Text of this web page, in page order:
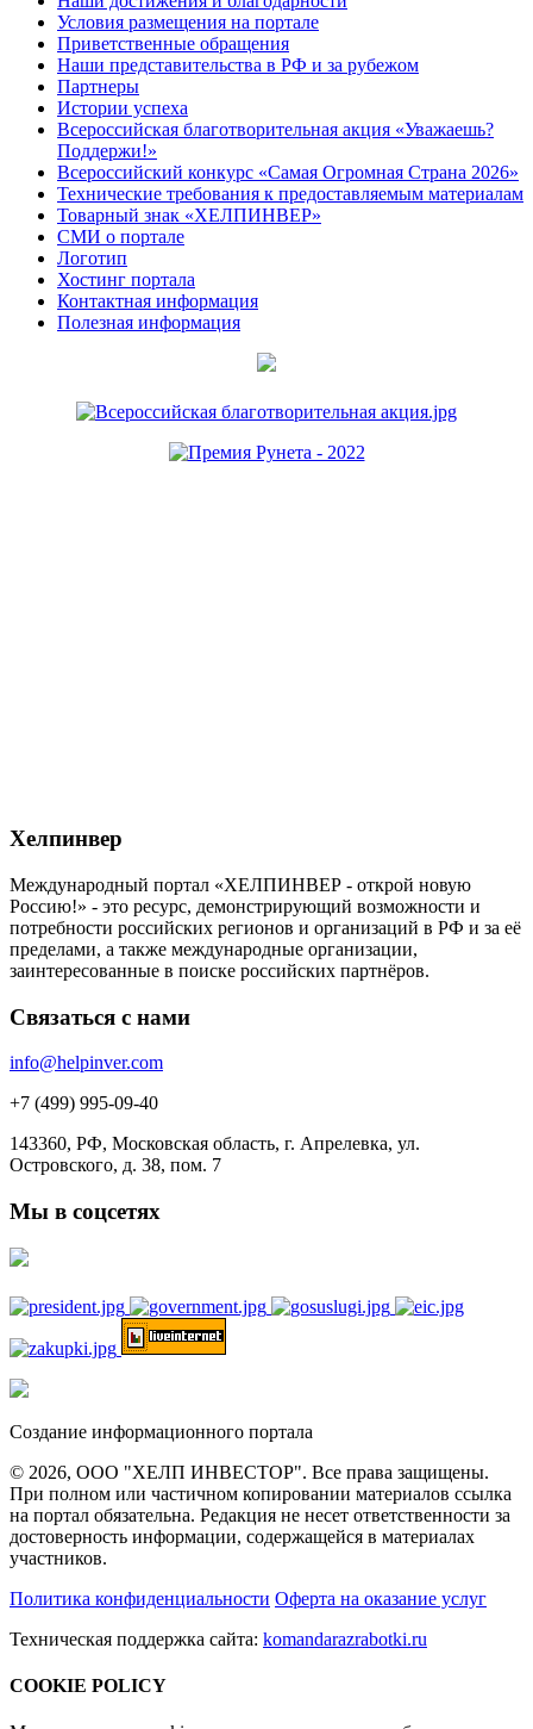
Условия размещения на портале
Приветственные обращения
Наши представительства в РФ и за рубежом
Партнеры
Истории успеха
Всероссийская благотворительная акция «Уважаешь?
Поддержи!»
Всероссийский конкурс «Самая Огромная Страна 2026»
Технические требования к предоставляемым материалам
Товарный знак «ХЕЛПИНВЕР»
СМИ о портале
Логотип
Хостинг портала
Контактная информация
Полезная информация
Хелпинвер
Международный портал «ХЕЛПИНВЕР - открой новую
Россию!» - это ресурс, демонстрирующий возможности и
потребности российских регионов и организаций в РФ и за её
пределами, а также международные организации,
заинтересованные в поиске российских партнёров.
Связаться с нами
info@helpinver.com
+7 (499) 995-09-40
143360, РФ, Московская область, г. Апрелевка, ул.
Островского, д. 38, пом. 7
Мы в соцсетях
Создание информационного портала
© 2026, ООО "ХЕЛП ИНВЕСТОР". Все права защищены.
При полном или частичном копировании материалов ссылка
на портал обязательна. Редакция не несет ответственности за
достоверность информации, содержащейся в материалах
участников.
Политика конфиденциальности Оферта на оказание услуг
Техническая поддержка сайта: komandarazrabotki.ru
COOKIE POLICY